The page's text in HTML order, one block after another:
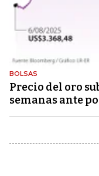
BOLSAS
Precio del oro
semanas ante